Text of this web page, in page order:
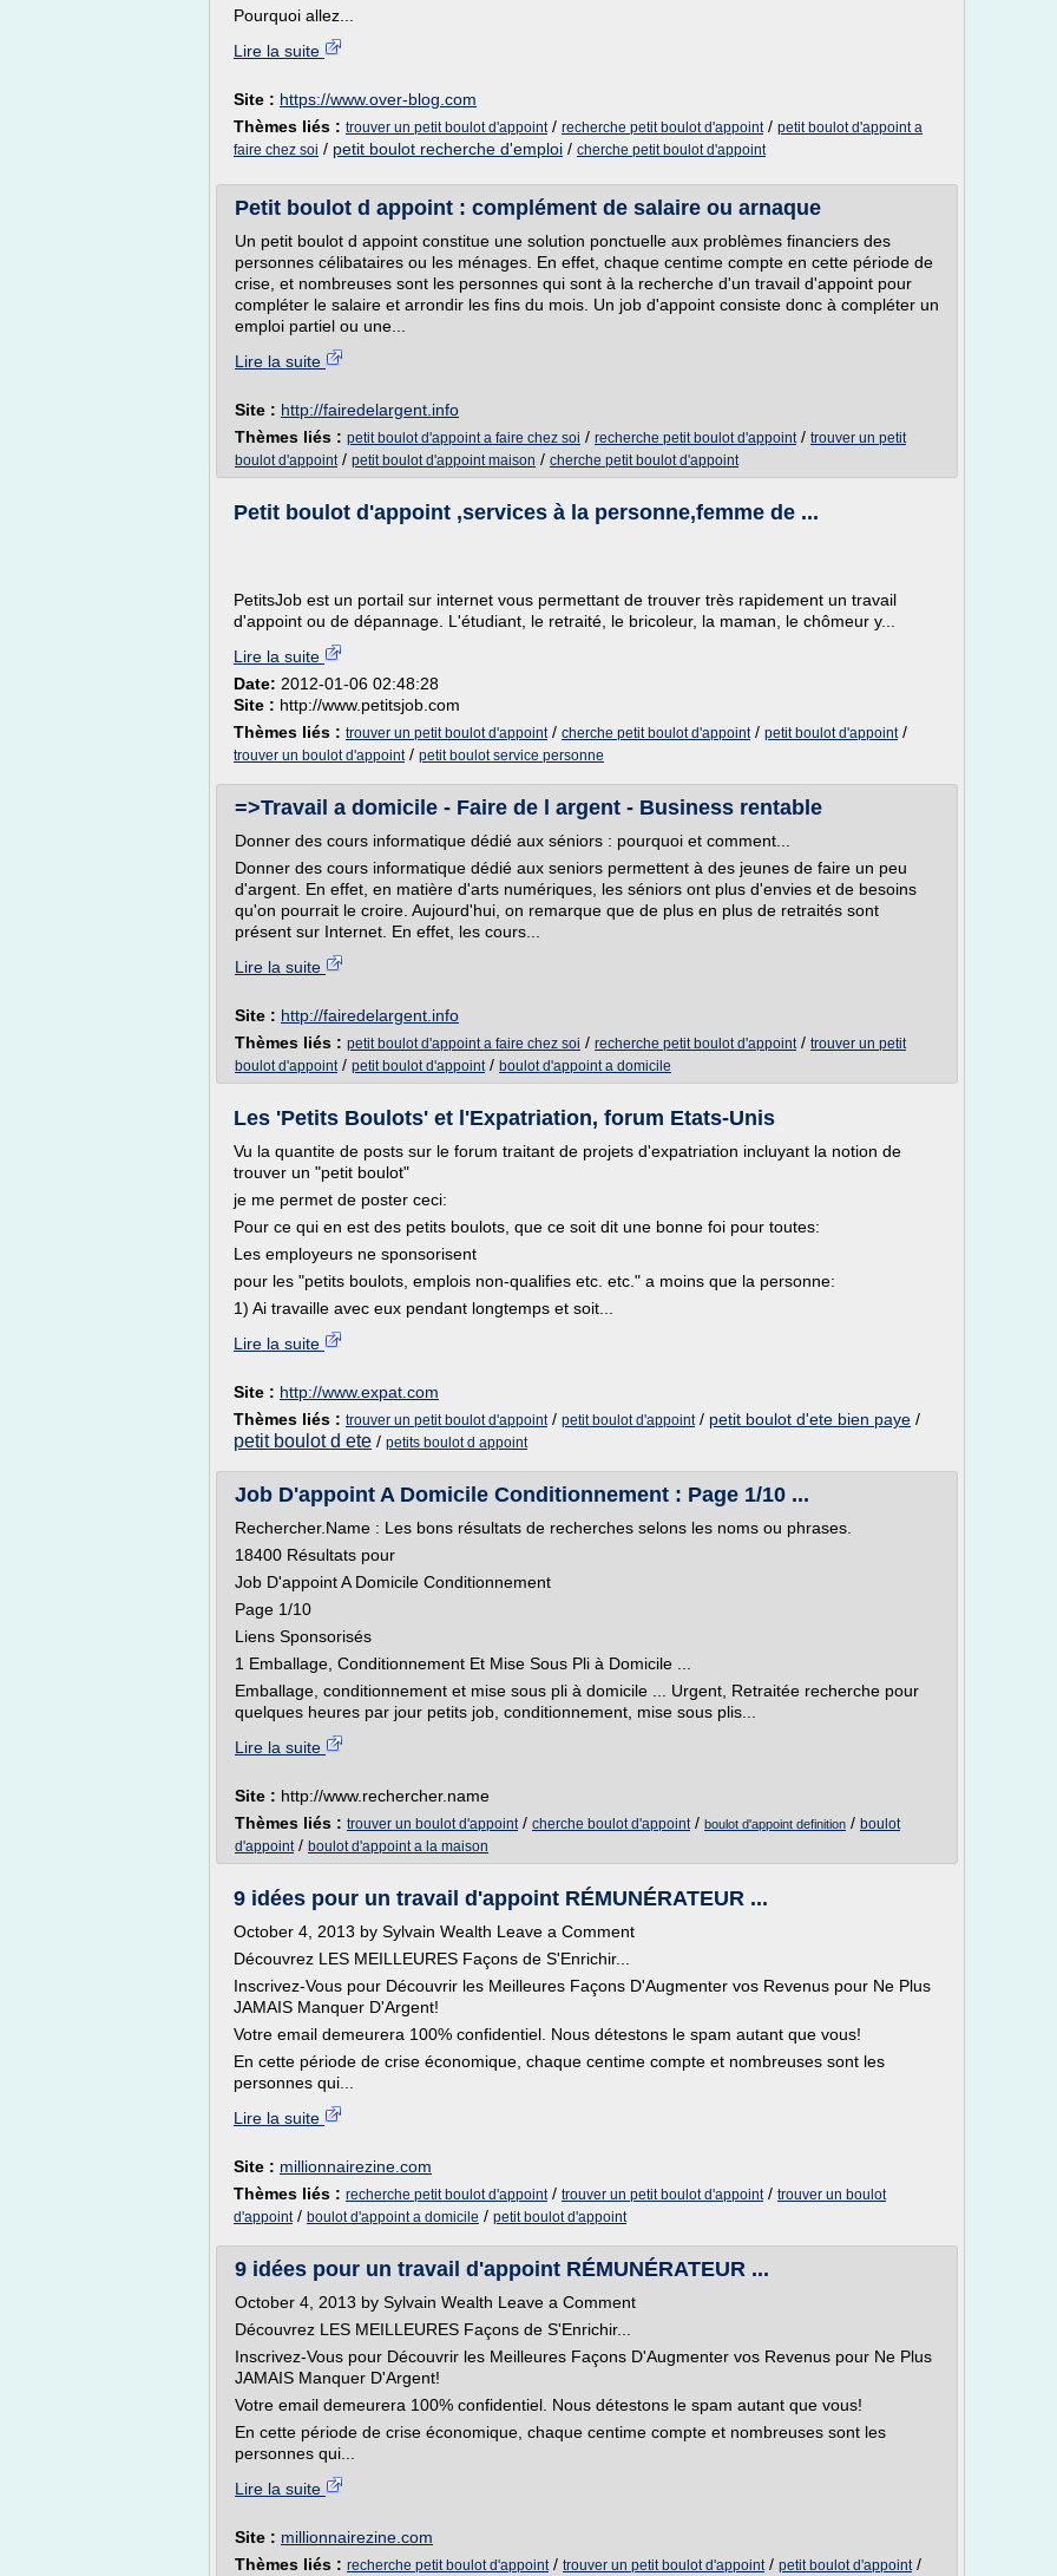
Pourquoi allez...
Lire la suite
Site : https://www.over-blog.com
Thèmes liés : trouver un petit boulot d'appoint/ recherche petit boulot d'appoint/ petit boulot d'appoint a
faire chez soi / petit boulot recherche d'emploi / cherche petit boulot d'appoint
Petit boulot d appoint : complément de salaire ou arnaque
Un petit boulot d appoint constitue une solution ponctuelle aux problèmes financiers des
personnes célibataires ou les ménages. En effet, chaque centime compte en cette période de
crise, et nombreuses sont les personnes qui sont à la recherche d'un travail d'appoint pour
compléter le salaire et arrondir les fins du mois. Un job d'appoint consiste donc à compléter un
emploi partiel ou une...
Lire la suite
Site : http://fairedelargent.info
Thèmes liés : petit boulot d'appoint a faire chez soi / recherche petit boulot d'appoint/ trouver un petit
boulot d'appoint/ petit boulot d'appoint maison / cherche petit boulot d'appoint
Petit boulot d'appoint ,services à la personne,femme de ...
PetitsJob est un portail sur internet vous permettant de trouver très rapidement un travail
d'appoint ou de dépannage. L'étudiant, le retraité, le bricoleur, la maman, le chômeur y...
Lire la suite
Date: 2012-01-06 02:48:28
Site : http://www.petitsjob.com
Thèmes liés : trouver un petit boulot d'appoint/ cherche petit boulot d'appoint/ petit boulot d'appoint/
trouver un boulot d'appoint/ petit boulot service personne
=>Travail a domicile - Faire de l argent - Business rentable
Donner des cours informatique dédié aux séniors : pourquoi et comment...
Donner des cours informatique dédié aux seniors permettent à des jeunes de faire un peu
d'argent. En effet, en matière d'arts numériques, les séniors ont plus d'envies et de besoins
qu'on pourrait le croire. Aujourd'hui, on remarque que de plus en plus de retraités sont
présent sur Internet. En effet, les cours...
Lire la suite
Site : http://fairedelargent.info
Thèmes liés : petit boulot d'appoint a faire chez soi / recherche petit boulot d'appoint/ trouver un petit
boulot d'appoint/ petit boulot d'appoint/ boulot d'appoint a domicile
Les 'Petits Boulots' et l'Expatriation, forum Etats-Unis
Vu la quantite de posts sur le forum traitant de projets d'expatriation incluyant la notion de
trouver un "petit boulot"
je me permet de poster ceci:
Pour ce qui en est des petits boulots, que ce soit dit une bonne foi pour toutes:
Les employeurs ne sponsorisent
pour les "petits boulots, emplois non-qualifies etc. etc." a moins que la personne:
1) Ai travaille avec eux pendant longtemps et soit...
Lire la suite
Site : http://www.expat.com
Thèmes liés : trouver un petit boulot d'appoint/ petit boulot d'appoint/ petit boulot d'ete bien paye /
petit boulot d ete / petits boulot d appoint
Job D'appoint A Domicile Conditionnement : Page 1/10 ...
Rechercher.Name : Les bons résultats de recherches selons les noms ou phrases.
18400 Résultats pour
Job D'appoint A Domicile Conditionnement
Page 1/10
Liens Sponsorisés
1 Emballage, Conditionnement Et Mise Sous Pli à Domicile ...
Emballage, conditionnement et mise sous pli à domicile ... Urgent, Retraitée recherche pour
quelques heures par jour petits job, conditionnement, mise sous plis...
Lire la suite
Site : http://www.rechercher.name
Thèmes liés : trouver un boulot d'appoint/ cherche boulot d'appoint/ boulot d'appoint definition / boulot
d'appoint/ boulot d'appoint a la maison
9 idées pour un travail d'appoint RÉMUNÉRATEUR ...
October 4, 2013 by Sylvain Wealth Leave a Comment
Découvrez LES MEILLEURES Façons de S'Enrichir...
Inscrivez-Vous pour Découvrir les Meilleures Façons D'Augmenter vos Revenus pour Ne Plus
JAMAIS Manquer D'Argent!
Votre email demeurera 100% confidentiel. Nous détestons le spam autant que vous!
En cette période de crise économique, chaque centime compte et nombreuses sont les
personnes qui...
Lire la suite
Site : millionnairezine.com
Thèmes liés : recherche petit boulot d'appoint/ trouver un petit boulot d'appoint/ trouver un boulot
d'appoint/ boulot d'appoint a domicile / petit boulot d'appoint
9 idées pour un travail d'appoint RÉMUNÉRATEUR ...
October 4, 2013 by Sylvain Wealth Leave a Comment
Découvrez LES MEILLEURES Façons de S'Enrichir...
Inscrivez-Vous pour Découvrir les Meilleures Façons D'Augmenter vos Revenus pour Ne Plus
JAMAIS Manquer D'Argent!
Votre email demeurera 100% confidentiel. Nous détestons le spam autant que vous!
En cette période de crise économique, chaque centime compte et nombreuses sont les
personnes qui...
Lire la suite
Site : millionnairezine.com
Thèmes liés : recherche petit boulot d'appoint/ trouver un petit boulot d'appoint/ petit boulot d'appoint/